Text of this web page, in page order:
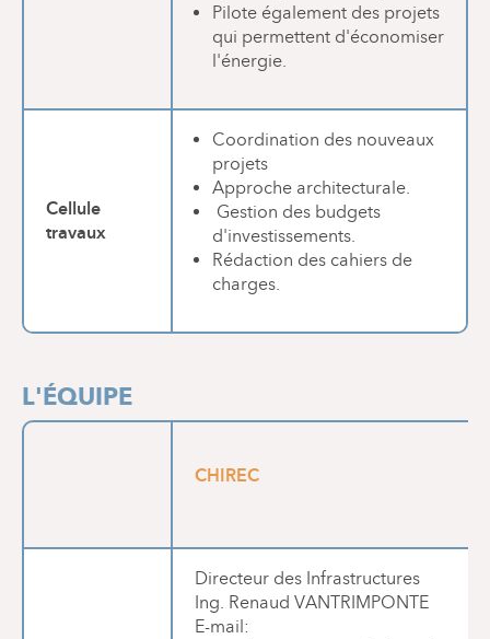
Pilote également des projets
qui permettent d'économiser
l'énergie.
Cellule
travaux
Coordination des nouveaux
projets
Approche architecturale.
Gestion des budgets
d'investissements.
Rédaction des cahiers de
charges.
L'ÉQUIPE
CHIREC
Directeur des Infrastructures
Ing. Renaud VANTRIMPONTE
E-mail: